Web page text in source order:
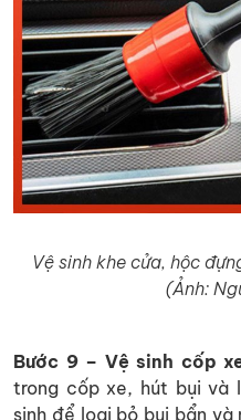
Vệ sinh khe cửa, hộc
(Ảnh:
Bước 9 – Vệ sinh cốp
trong cốp xe, hút bụi và
sinh để loại bỏ bụi bẩn và